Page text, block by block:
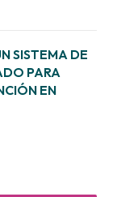
SISTEMA DE
PARA
EN